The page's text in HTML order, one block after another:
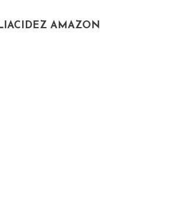
AMAZON